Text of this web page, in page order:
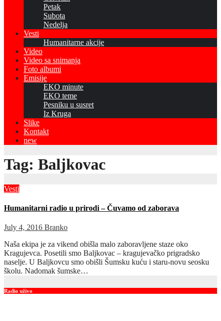
Petak
Subota
Nedelja
Vesti
Humanitarne akcije
Video
Video sa snimanja
Foto albumi
Emisije
EKO minute
EKO teme
Pesniku u susret
Iz Kruga
Slike
Kontakt
new
Tag: Baljkovac
Vesti
Humanitarni radio u prirodi – Čuvamo od zaborava
July 4, 2016 Branko
Naša ekipa je za vikend obišla malo zaboravljene staze oko
Kragujevca. Posetili smo Baljkovac – kragujevačko prigradsko
naselje. U Baljkovcu smo obišli Šumsku kuću i staru-novu seosku
školu. Nadomak šumske…
Radio uživo